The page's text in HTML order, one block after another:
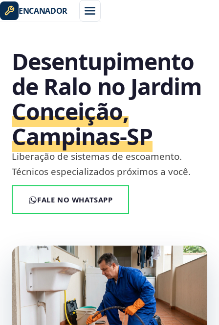
ENCANADOR
Desentupimento
de Ralo no Jardim
Conceição,
Campinas‑SP
Liberação de sistemas de escoamento.
Técnicos especializados próximos a você.
FALE NO WHATSAPP